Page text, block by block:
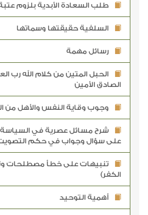
طلب السعادة الأبدية بلزوم
السلفية حقيقتها وسماتها
رسائل مهمة
الحبل المتين من كلام الله رب
الصادق الأمين
وجوب وقاية النفس والأهل من
شرح مسائل عصرية في السياسة
على سؤال وجواب في حكم التصويت
تنبيهات على خطأ مصطلحات
الكفر)
أهمية التوحيد